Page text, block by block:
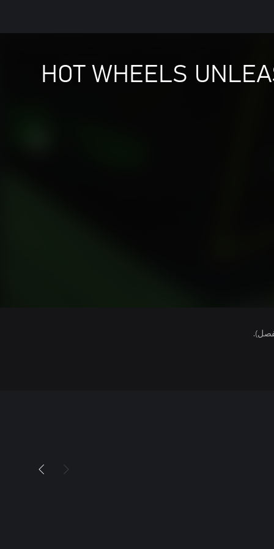
HOT WHEELS